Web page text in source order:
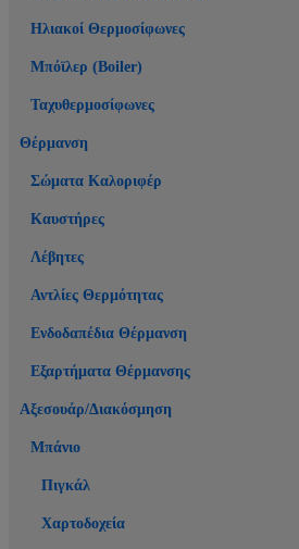
Ηλιακοί Θερμοσίφωνες
Μπόϊλερ (Boiler)
Ταχυθερμοσίφωνες
Θέρμανση
Σώματα Καλοριφέρ
Καυστήρες
Λέβητες
Αντλίες Θερμότητας
Ενδοδαπέδια Θέρμανση
Εξαρτήματα Θέρμανσης
Αξεσουάρ/Διακόσμηση
Μπάνιο
Πιγκάλ
Χαρτοδοχεία